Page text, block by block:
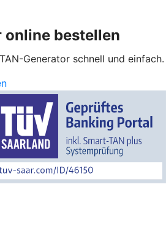
online bestellen
Generator schnell und einfach.